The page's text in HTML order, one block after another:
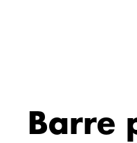
Barre